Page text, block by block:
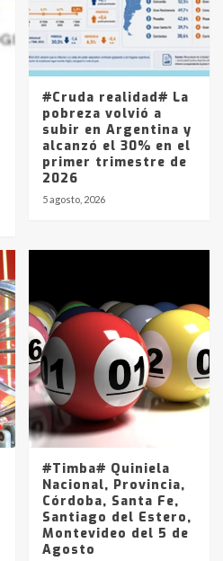
de los combustibles en
desde YPF hasta Axion
1338 pesos
#Cruda realidad# La
pobreza volvió a
subir en Argentina y
alcanzó el 30% en el
primer trimestre de
2026
5 agosto, 2026
#Timba# Quiniela
Nacional, Provincia,
Córdoba, Santa Fe,
Santiago del Estero,
Montevideo del 5 de
Agosto